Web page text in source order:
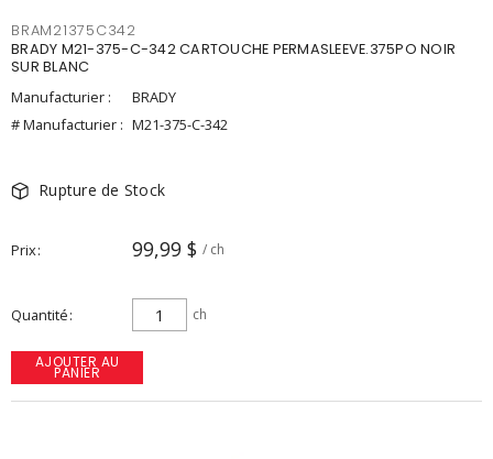
BRAM21375C342
BRADY M21-375-C-342 CARTOUCHE PERMASLEEVE.375PO NOIR
SUR BLANC
Manufacturier :
BRADY
# Manufacturier : M21-375-C-342
Rupture de Stock
Prix 99,99 $ / ch
Quantité ch
AJOUTER AU
PANIER